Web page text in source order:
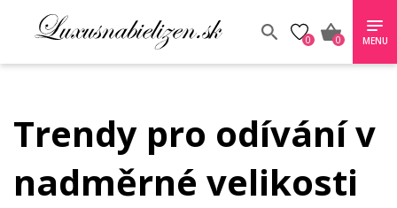
0 0 MENU
Trendy pro odívání v
nadměrné velikosti